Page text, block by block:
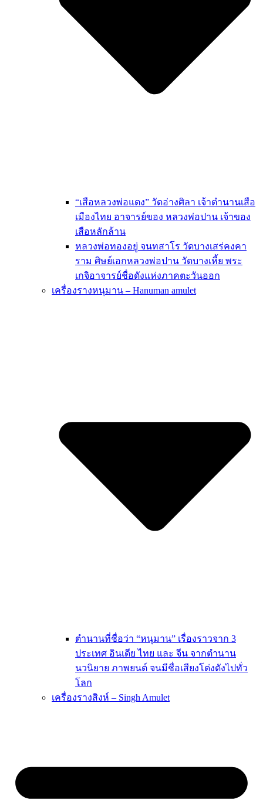
“เสือหลวงพ่อแตง” วัดอ่างศิลา เจ้าตำนานเสือ
เมืองไทย อาจารย์ของ หลวงพ่อปาน เจ้าของ
เสือหลักล้าน
หลวงพ่อทองอยู่ จนทสาโร วัดบางเสร่คงคา
ราม ศิษย์เอกหลวงพ่อปาน วัดบางเหี้ย พระ
เกจิอาจารย์ชื่อดังแห่งภาคตะวันออก
เครื่องรางหนุมาน – Hanuman amulet
ตำนานที่ชื่อว่า “หนุมาน” เรื่องราวจาก 3
ประเทศ อินเดีย ไทย และ จีน จากตำนาน
นวนิยาย ภาพยนต์ จนมีชื่อเสียงโด่งดังไปทั่ว
โลก
เครื่องรางสิงห์ – Singh Amulet